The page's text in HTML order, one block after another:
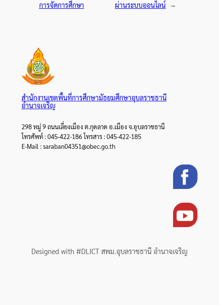
การจัดการศึกษา
ผ่านระบบออนไลน์ →
สำนักงานเขตพื้นที่การศึกษามัธยมศึกษาอุบลราชธานี
อำนาจเจริญ
298 หมู่ 9 ถนนเลี่ยงเมือง ต.กุดลาด อ.เมือง จ.อุบลราชธานี
โทรศัพท์ : 045-422-186 โทรสาร : 045-422-185
E-Mail : saraban04351@obec.go.th
Designed with #DLICT สพม.อุบลราชธานี อำนาจเจริญ